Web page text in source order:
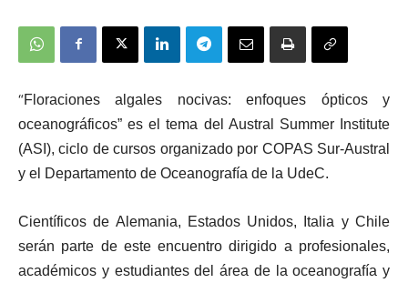
“Floraciones algales nocivas: enfoques ópticos y
oceanográficos” es el tema del Austral Summer Institute
(ASI), ciclo de cursos organizado por COPAS Sur-Austral
y el Departamento de Oceanografía de la UdeC.
Científicos de Alemania, Estados Unidos, Italia y Chile
serán parte de este encuentro dirigido a profesionales,
académicos y estudiantes del área de la oceanografía y